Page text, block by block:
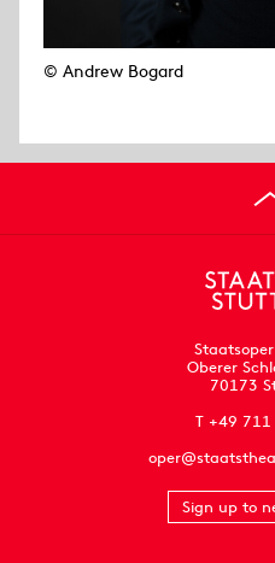
© Andrew Bogard
Oberer
70173
T +49
Sign up to